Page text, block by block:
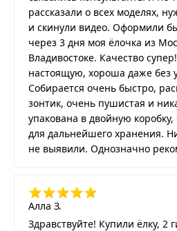
рассказали о всех моделях,
и скинули видео. Оформили
через 3 дня моя ёлочка из
Владивостоке. Качество
настоящую, хороша даже без
Собирается очень быстро,
зонтик, очень пушистая и
упакована в двойную коробку,
для дальнейшего хранения.
не выявили. Однозначно
Алла З.
Здравствуйте! Купили ёлку,